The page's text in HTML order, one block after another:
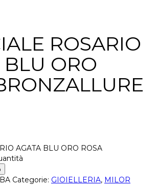
ROSARIO
ORO
AGATA BLU ORO ROSA
Categorie: GIOIELLERIA, MILOR